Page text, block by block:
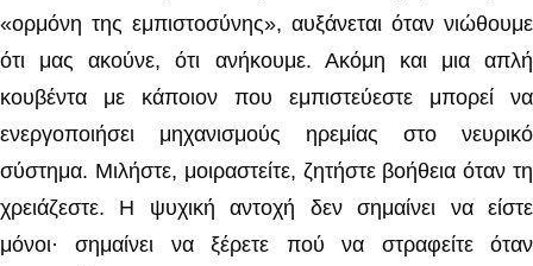
«ορμόνη της εμπιστοσύνης», αυξάνεται όταν νιώθουμε
ότι μας ακούνε, ότι ανήκουμε. Ακόμη και μια απλή
κουβέντα με κάποιον που εμπιστεύεστε μπορεί να
ενεργοποιήσει μηχανισμούς ηρεμίας στο νευρικό
σύστημα. Μιλήστε, μοιραστείτε, ζητήστε βοήθεια όταν τη
χρειάζεστε. Η ψυχική αντοχή δεν σημαίνει να είστε
μόνοι· σημαίνει να ξέρετε πού να στραφείτε όταν